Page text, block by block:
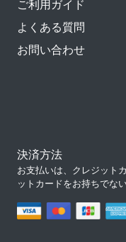
ご利用ガイド
よくある質問
お問い合わせ
決済方法
お支払いは、クレジット
ットカードをお持ちでな